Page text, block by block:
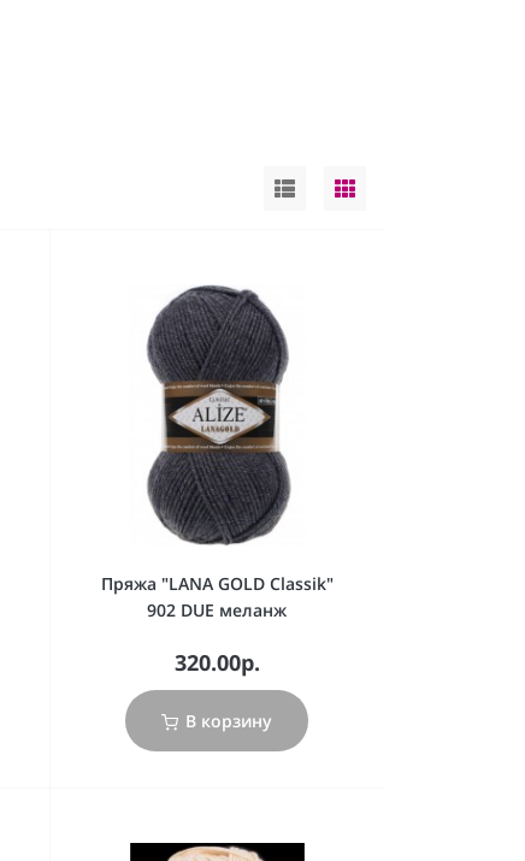
Пряжа "LANA GOLD Classik"
902 DUE меланж
320.00р.
В корзину